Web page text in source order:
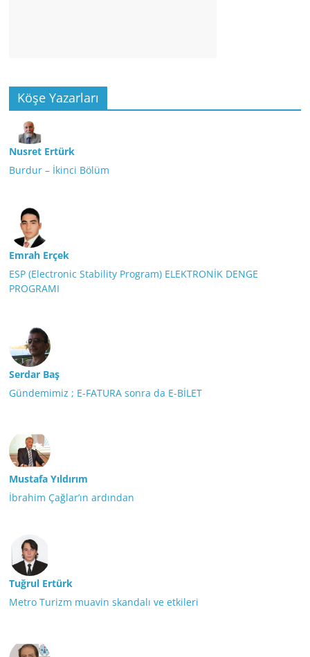
Köşe Yazarları
Nusret Ertürk
Burdur – İkinci Bölüm
Emrah Erçek
ESP (Electronic Stability Program) ELEKTRONİK DENGE
PROGRAMI
Serdar Baş
Gündemimiz ; E-FATURA sonra da E-BİLET
Mustafa Yıldırım
İbrahim Çağlar’ın ardından
Tuğrul Ertürk
Metro Turizm muavin skandalı ve etkileri